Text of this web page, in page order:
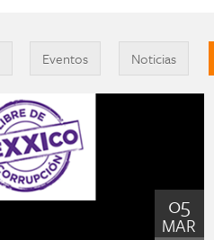
Eventos Noticias
05
MAR